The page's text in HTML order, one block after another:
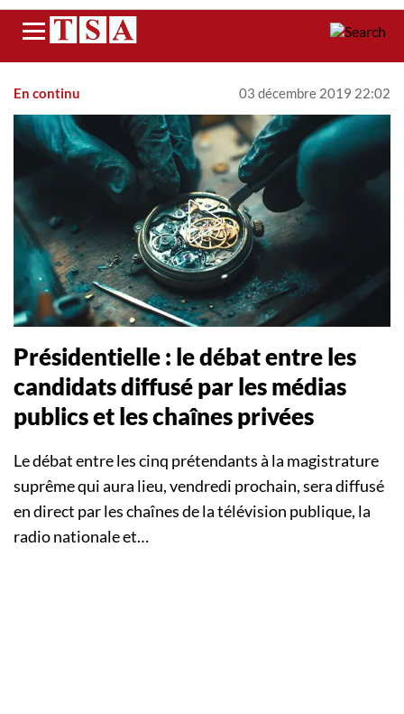
Menu
En continu 03 décembre 2019 22:02
Présidentielle : le débat entre les
candidats diffusé par les médias
publics et les chaînes privées
Le débat entre les cinq prétendants à la magistrature
suprême qui aura lieu, vendredi prochain, sera diffusé
en direct par les chaînes de la télévision publique, la
radio nationale et…